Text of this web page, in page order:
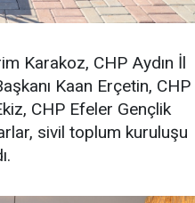
Karakoz, CHP Aydın İl
Kaan Erçetin, CHP
CHP Efeler Gençlik
sivil toplum kuruluşu